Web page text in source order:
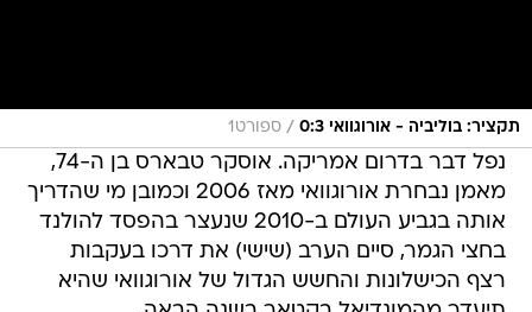
תקציר: בוליביה - אורוגוואי 0:3 / ספורט1
נפל דבר בדרום אמריקה. אוסקר טבארס בן ה-74,
מאמן נבחרת אורוגוואי מאז 2006 וכמובן מי שהדריך
אותה בגביע העולם ב-2010 שנעצר בהפסד להולנד
בחצי הגמר, סיים הערב (שישי) את דרכו בעקבות
רצף הכישלונות והחשש הגדול של אורוגוואי שהיא